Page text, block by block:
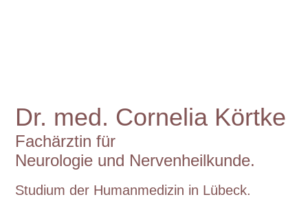
Dr. med. Cornelia Körtke
Fachärztin für
Neurologie und Nervenheilkunde.
Studium der Humanmedizin in Lübeck.